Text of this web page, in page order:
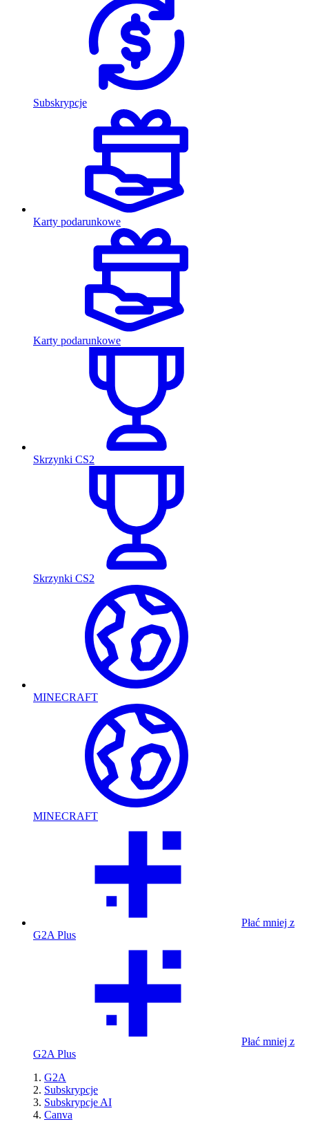
Subskrypcje
Karty podarunkowe
Karty podarunkowe
Skrzynki CS2
Skrzynki CS2
MINECRAFT
MINECRAFT
Płać mniej z
G2A Plus
Płać mniej z
G2A Plus
G2A
Subskrypcje
Subskrypcje AI
Canva